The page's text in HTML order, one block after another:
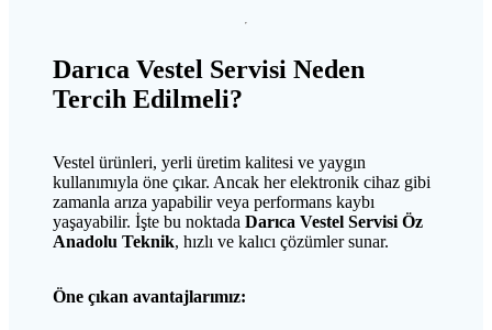
Darıca Vestel Servisi Neden
Tercih Edilmeli?
Vestel ürünleri, yerli üretim kalitesi ve yaygın
kullanımıyla öne çıkar. Ancak her elektronik cihaz gibi
zamanla arıza yapabilir veya performans kaybı
yaşayabilir. İşte bu noktada Darıca Vestel Servisi Öz
Anadolu Teknik, hızlı ve kalıcı çözümler sunar.
Öne çıkan avantajlarımız: